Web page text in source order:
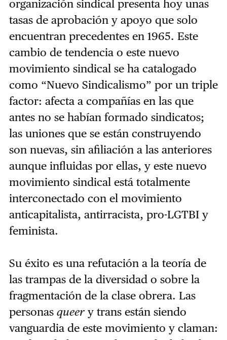
organización sindical presenta hoy unas
tasas de aprobación y apoyo que solo
encuentran precedentes en 1965. Este
cambio de tendencia o este nuevo
movimiento sindical se ha catalogado
como “Nuevo Sindicalismo” por un triple
factor: afecta a compañías en las que
antes no se habían formado sindicatos;
las uniones que se están construyendo
son nuevas, sin afiliación a las anteriores
aunque influidas por ellas, y este nuevo
movimiento sindical está totalmente
interconectado con el movimiento
anticapitalista, antirracista, pro-LGTBI y
feminista.
Su éxito es una refutación a la teoría de
las trampas de la diversidad o sobre la
fragmentación de la clase obrera. Las
personas queery trans están siendo
vanguardia de este movimiento y claman: